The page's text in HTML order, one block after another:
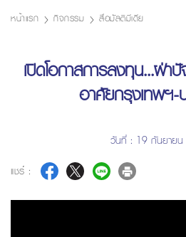
หน้าแรก กิจกรรม สื่อมัลติมีเดีย
เปิดโอกาสการลงทุน...ฝ่
อาศัยกรุงเทพ
วันที่ : 19 กันยาย
แชร์ :